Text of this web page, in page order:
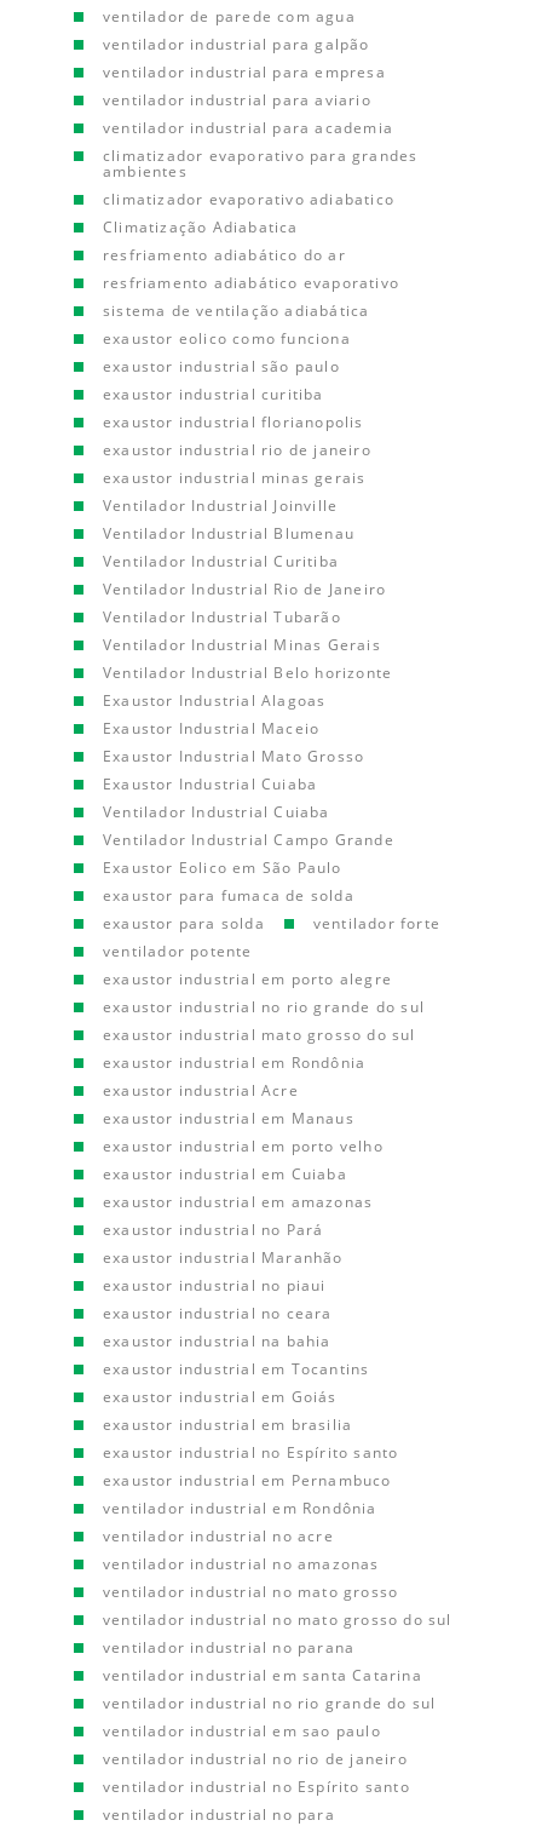
ventilador de parede com agua
ventilador industrial para galpão
ventilador industrial para empresa
ventilador industrial para aviario
ventilador industrial para academia
climatizador evaporativo para grandes
ambientes
climatizador evaporativo adiabatico
Climatização Adiabatica
resfriamento adiabático do ar
resfriamento adiabático evaporativo
sistema de ventilação adiabática
exaustor eolico como funciona
exaustor industrial são paulo
exaustor industrial curitiba
exaustor industrial florianopolis
exaustor industrial rio de janeiro
exaustor industrial minas gerais
Ventilador Industrial Joinville
Ventilador Industrial Blumenau
Ventilador Industrial Curitiba
Ventilador Industrial Rio de Janeiro
Ventilador Industrial Tubarão
Ventilador Industrial Minas Gerais
Ventilador Industrial Belo horizonte
Exaustor Industrial Alagoas
Exaustor Industrial Maceio
Exaustor Industrial Mato Grosso
Exaustor Industrial Cuiaba
Ventilador Industrial Cuiaba
Ventilador Industrial Campo Grande
Exaustor Eolico em São Paulo
exaustor para fumaca de solda
exaustor para solda
ventilador forte
ventilador potente
exaustor industrial em porto alegre
exaustor industrial no rio grande do sul
exaustor industrial mato grosso do sul
exaustor industrial em Rondônia
exaustor industrial Acre
exaustor industrial em Manaus
exaustor industrial em porto velho
exaustor industrial em Cuiaba
exaustor industrial em amazonas
exaustor industrial no Pará
exaustor industrial Maranhão
exaustor industrial no piaui
exaustor industrial no ceara
exaustor industrial na bahia
exaustor industrial em Tocantins
exaustor industrial em Goiás
exaustor industrial em brasilia
exaustor industrial no Espírito santo
exaustor industrial em Pernambuco
ventilador industrial em Rondônia
ventilador industrial no acre
ventilador industrial no amazonas
ventilador industrial no mato grosso
ventilador industrial no mato grosso do sul
ventilador industrial no parana
ventilador industrial em santa Catarina
ventilador industrial no rio grande do sul
ventilador industrial em sao paulo
ventilador industrial no rio de janeiro
ventilador industrial no Espírito santo
ventilador industrial no para